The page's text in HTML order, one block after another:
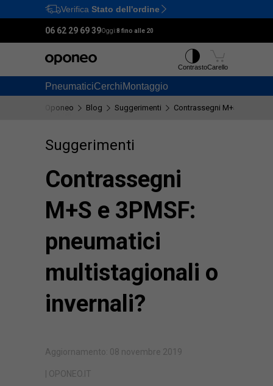
Ctrl M
Verifica Stato dell'ordine
06 62 29 69 39Oggi:8 fino alle 20
PneumaticiCerchiMontaggio
ContrastoCarello
Oponeo Blog Suggerimenti Contrassegni M+S e
Suggerimenti
Contrassegni
M+S e 3PMSF:
pneumatici
multistagionali o
invernali?
Aggiornamento: 08 novembre 2019
| OPONEO.IT